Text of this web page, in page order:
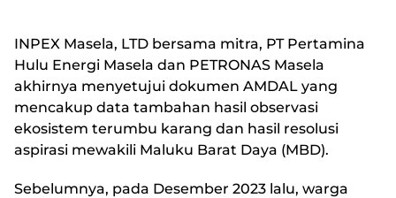
INPEX Masela, LTD bersama mitra, PT Pertamina
Hulu Energi Masela dan PETRONAS Masela
akhirnya menyetujui dokumen AMDAL yang
mencakup data tambahan hasil observasi
ekosistem terumbu karang dan hasil resolusi
aspirasi mewakili Maluku Barat Daya (MBD).
Sebelumnya, pada Desember 2023 lalu, warga